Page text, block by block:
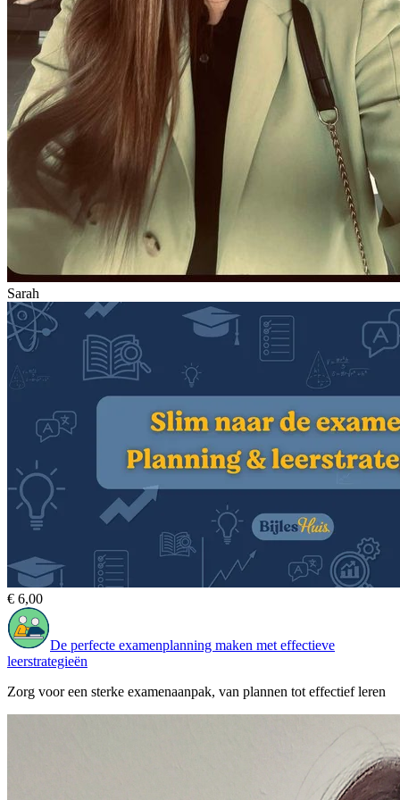
Sarah
€ 6,00
De perfecte examenplanning maken met effectieve
leerstrategieën
Zorg voor een sterke examenaanpak, van plannen tot effectief leren